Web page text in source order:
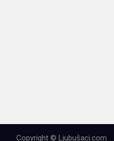
Copyright © Ljubušaci.com